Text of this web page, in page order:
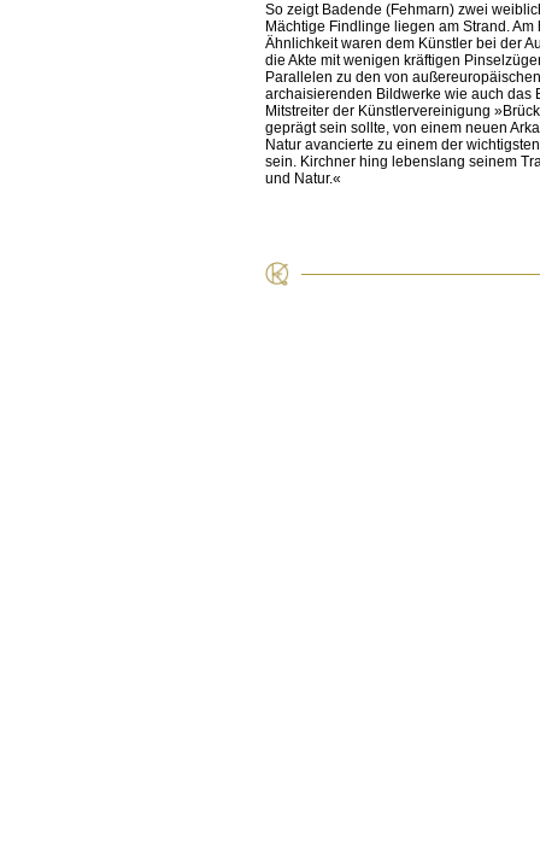
So zeigt Badende (Fehmarn) zwei
Mächtige Findlinge liegen am Strand.
Ähnlichkeit waren dem Künstler bei der
die Akte mit wenigen kräftigen
Parallelen zu den von
archaisierenden Bildwerke wie auch das
Mitstreiter der Künstlervereinigung
geprägt sein sollte, von einem neuen
Natur avancierte zu einem der
sein. Kirchner hing lebenslang seinem
und Natur.«